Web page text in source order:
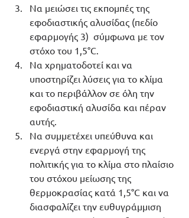
Να μειώσει τις εκπομπές της
εφοδιαστικής αλυσίδας (πεδίο
εφαρμογής 3)  σύμφωνα με τον
στόχο του 1,5°C.
Να χρηματοδοτεί και να
υποστηρίζει λύσεις για το κλίμα
και το περιβάλλον σε όλη την
εφοδιαστική αλυσίδα και πέραν
αυτής.
Να συμμετέχει υπεύθυνα και
ενεργά στην εφαρμογή της
πολιτικής για το κλίμα στο πλαίσιο
του στόχου μείωσης της
θερμοκρασίας κατά 1,5°C και να
διασφαλίζει την ευθυγράμμιση